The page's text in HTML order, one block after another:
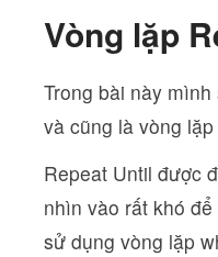
Vòng lặp
Trong bài này
và cũng là vòng
Repeat Until được
nhìn vào rất khó
sử dụng vòng lặp